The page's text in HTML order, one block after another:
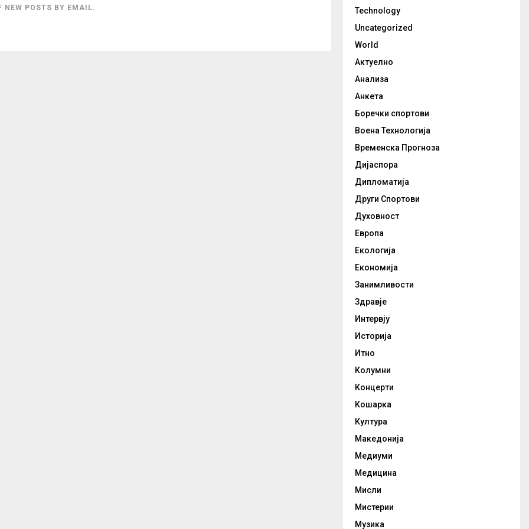
NEW POSTS BY EMAIL.
Technology
Uncategorized
World
Актуелно
Анализа
Анкета
Боречки спортови
Воена Технологија
Временска Прогноза
Дијаспора
Дипломатија
Други Спортови
Духовност
Европа
Екологија
Економија
Занимливости
Здравје
Интервју
Историја
Итно
Колумни
Концерти
Кошарка
Култура
Македонија
Медиуми
Медицина
Мисли
Мистерии
Музика